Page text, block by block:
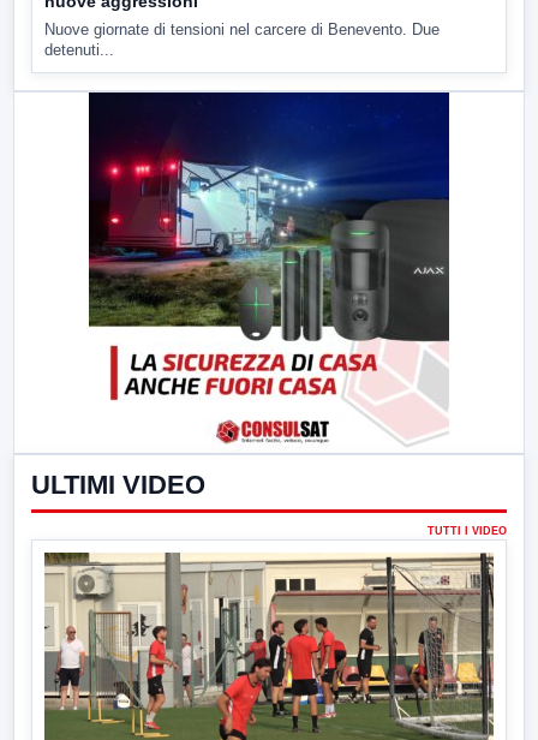
Nuove giornate di tensioni nel carcere di Benevento. Due
detenuti...
ULTIMI VIDEO
TUTTI I VIDEO